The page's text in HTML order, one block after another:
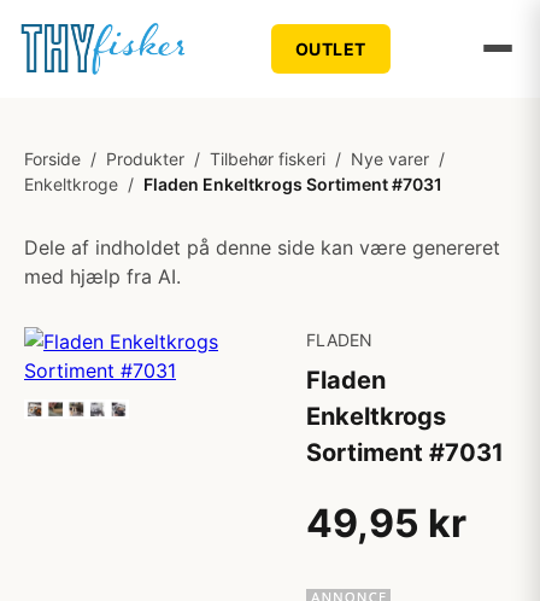
OUTLET
Forside / Produkter / Tilbehør fiskeri / Nye varer /
Enkeltkroge / Fladen Enkeltkrogs Sortiment #7031
Dele af indholdet på denne side kan være genereret
med hjælp fra AI.
FLADEN
Fladen
Enkeltkrogs
Sortiment #7031
49,95 kr